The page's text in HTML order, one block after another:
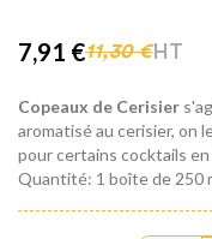
7,91 €11,30 €HT
Copeaux de Cerisier
aromatisé au cerisier, on
pour certains cocktails
Quantité: 1 boîte de 250